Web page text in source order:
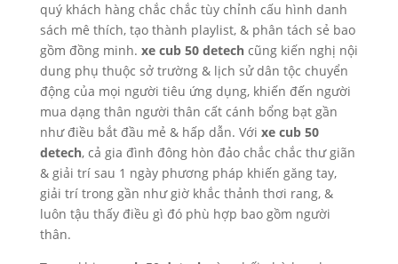
quý khách hàng chắc chắc tùy chỉnh cấu hình danh
sách mê thích, tạo thành playlist, & phân tách sẻ bao
gồm đồng minh. xe cub 50 detechcũng kiến nghị nội
dung phụ thuộc sở trường & lịch sử dân tộc chuyển
động của mọi người tiêu ứng dụng, khiến đến người
mua dạng thân người thân cất cánh bổng bạt gần
như điều bắt đầu mẻ & hấp dẫn. Với xe cub 50
detech, cả gia đình đông hòn đảo chắc chắc thư giãn
& giải trí sau 1 ngày phương pháp khiến găng tay,
giải trí trong gần như giờ khắc thảnh thơi rang, &
luôn tậu thấy điều gì đó phù hợp bao gồm người
thân.